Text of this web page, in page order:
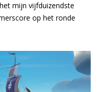
mijn vijfduizendste
op het ronde